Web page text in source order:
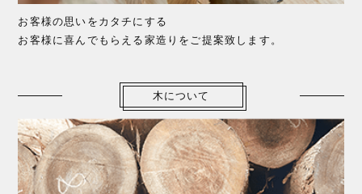
お客様の思いをカタチにする
お客様に喜んでもらえる家造りをご提案致します。
木について